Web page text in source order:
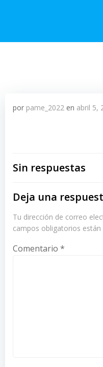
por pame_2022 en abril 5,
Sin respuestas
Deja una
Tu dirección de correo
campos obligatorios
Comentario *